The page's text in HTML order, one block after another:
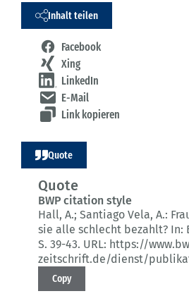
Inhalt teilen
Facebook
Xing
LinkedIn
E-Mail
Link kopieren
Quote
Quote
BWP citation style
Hall, A.; Santiago Vela, A.:
sie alle schlecht bezahlt? In:
S. 39-43. URL: https://
zeitschrift.de/dienst/
Copy